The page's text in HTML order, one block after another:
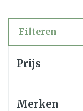
Filteren
Prijs
Merken